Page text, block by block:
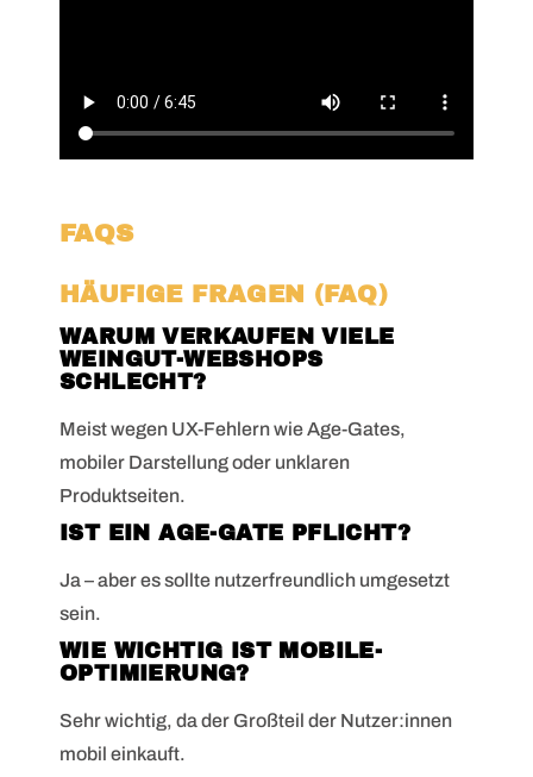
FAQS
HÄUFIGE FRAGEN (FAQ)
WARUM VERKAUFEN VIELE
WEINGUT-WEBSHOPS
SCHLECHT?
Meist wegen UX-Fehlern wie Age-Gates,
mobiler Darstellung oder unklaren
Produktseiten.
IST EIN AGE-GATE PFLICHT?
Ja – aber es sollte nutzerfreundlich umgesetzt
sein.
WIE WICHTIG IST MOBILE-
OPTIMIERUNG?
Sehr wichtig, da der Großteil der Nutzer:innen
mobil einkauft.